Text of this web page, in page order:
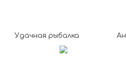
Удачная рыбалка